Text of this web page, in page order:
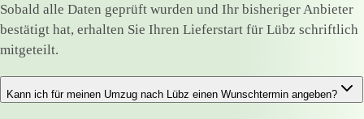
Sobald alle Daten geprüft wurden und Ihr bisheriger Anbieter
bestätigt hat, erhalten Sie Ihren Lieferstart für Lübz schriftlich
mitgeteilt.
Kann ich für meinen Umzug nach Lübz einen Wunschtermin angeben?